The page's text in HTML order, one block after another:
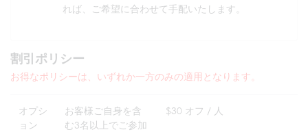
れば、ご希望に合わせて手配いたします。
割引ポリシー
お得なポリシーは、いずれか一方のみの適用となります。
オプシ
ョン
お客様ご自身を含
む3名以上でご参加
$30 オフ / 人